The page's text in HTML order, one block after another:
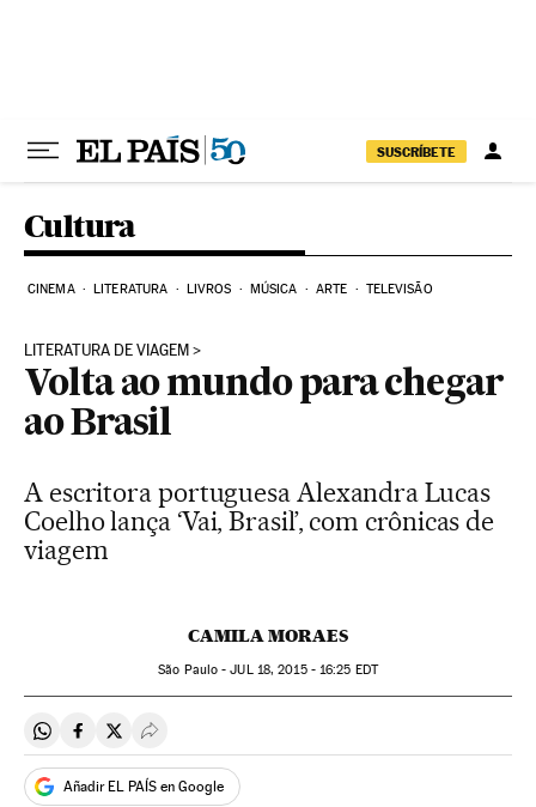
SUSCRÍBETE
Cultura
CINEMA LITERATURA LIVROS MÚSICA ARTE TELEVISÃO
LITERATURA DE VIAGEM
Volta ao mundo para chegar
ao Brasil
A escritora portuguesa Alexandra Lucas
Coelho lança ‘Vai, Brasil’, com crônicas de
viagem
CAMILA MORAES
São Paulo -JUL18, 2015 - 16:25 EDT
Compartir en Whatsapp
Compartir en Facebook
Compartir en Twitter
Desplegar Redes Sociales
Añadir EL PAÍS en Google